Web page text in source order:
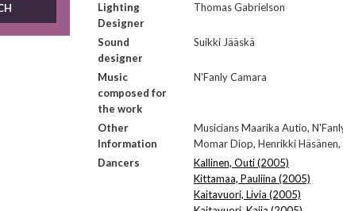
Lighting
Designer
Thomas Gabrielson
Sound
designer
Suikki Jääskä
Music
composed for
the work
N'Fanly Camara
Other
Information
Musicians Maarika Autio,
Momar Diop, Henrikki
Dancers
Kallinen, Outi (2005)
Kittamaa, Pauliina (2005)
Kaitavuori, Livia (2005)